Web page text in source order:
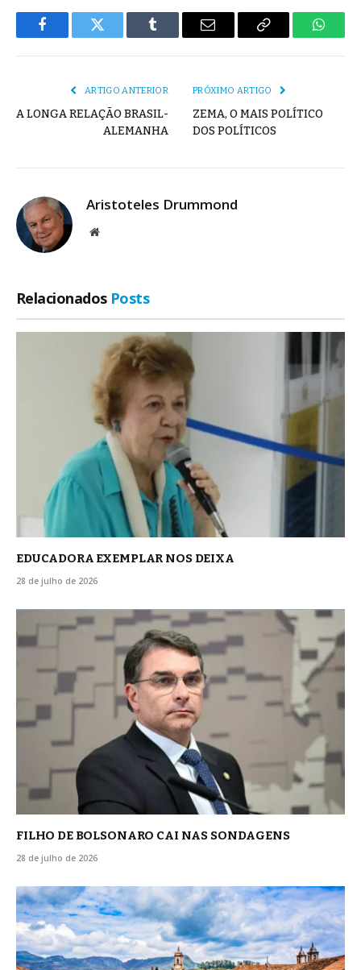
FacebookTwitter Tumblr
E-
Copiar
ARTIGO ANTERIOR
A LONGA RELAÇÃO BRASIL-
ALEMANHA
PRÓXIMO ARTIGO
ZEMA, O MAIS POLÍTICO
DOS POLÍTICOS
Aristoteles Drummond
Site
Relacionados Posts
EDUCADORA EXEMPLAR NOS DEIXA
28 de julho de 2026
FILHO DE BOLSONARO CAI NAS SONDAGENS
28 de julho de 2026